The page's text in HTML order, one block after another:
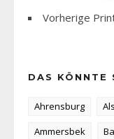
Vorherige
DAS KÖNNTE
Ahrensburg
Ammersbek